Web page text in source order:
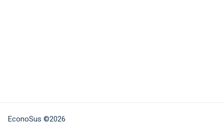
EconoSus ©2026